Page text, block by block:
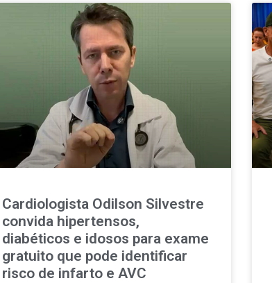
Cardiologista Odilson Silvestre
convida hipertensos,
diabéticos e idosos para exame
gratuito que pode identificar
risco de infarto e AVC